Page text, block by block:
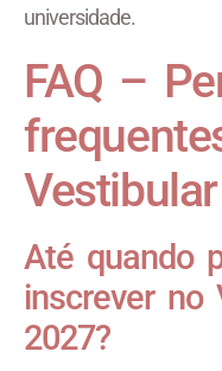
universidade.
FAQ –
Vestibular
Até quando
inscrever no
2027?